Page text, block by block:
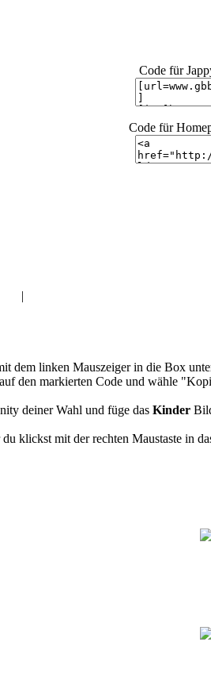
Code für
Code für
|
dem linken Mauszeiger in die Box
den markierten Code und wähle
deiner Wahl und füge das Kinder
klickst mit der rechten Maustaste in